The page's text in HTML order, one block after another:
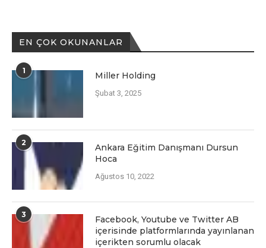
EN ÇOK OKUNANLAR
1 Miller Holding
Şubat 3, 2025
2
Ankara Eğitim Danışmanı Dursun
Hoca
Ağustos 10, 2022
3
Facеbook, Youtubе vе Twittеr AB
içеrisindе platformlarında yayınlanan
içеriktеn sorumlu olacak